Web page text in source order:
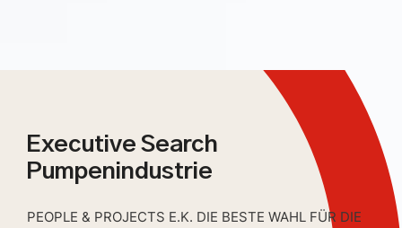
Executive Search
Pumpenindustrie
PEOPLE & PROJECTS E.K. DIE BESTE WAHL FÜR DIE